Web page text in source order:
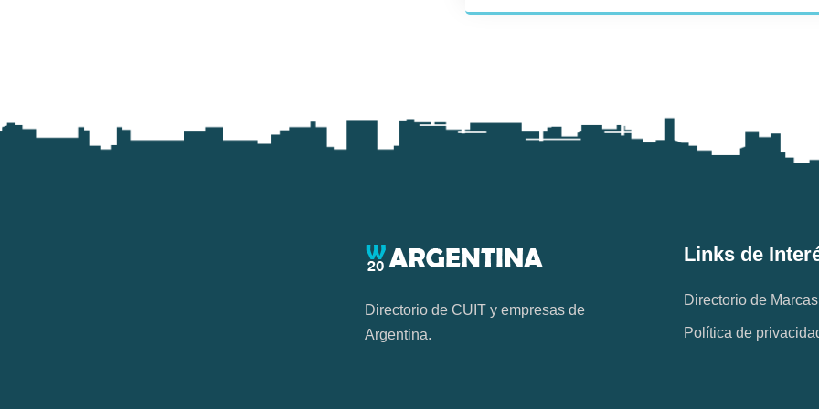
Directorio de CUIT y empresas de
Argentina.
Links de
Directorio de Marcas
Política de